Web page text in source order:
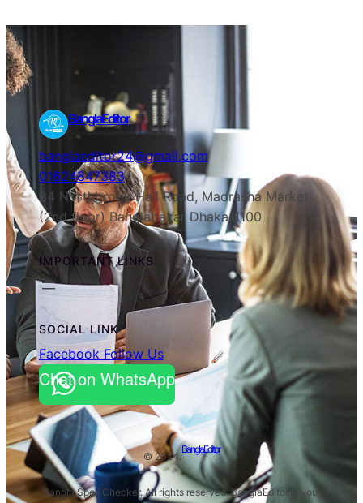
BanglaEditor
banglaeditor24@gmail.com
01624847383
34 Northbrook Hall Road, Madrasha Market,
(2nd floor) Banglabazar Dhaka-1100
IMPORTANT LINKS
SOCIAL LINK
Facebook Follow Us
Chat on WhatsApp
© 2024.
BanglaEditor
Bangla Spell Checker. All rights reserved. BanglaEditor is your